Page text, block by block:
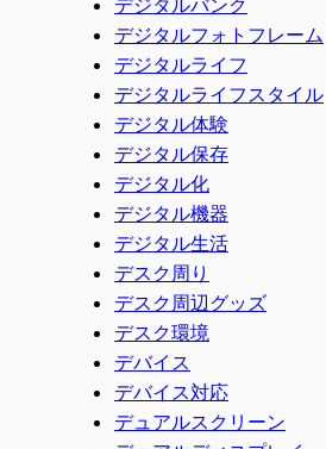
デジタルフォトフレーム
デジタルライフ
デジタルライフスタイル
デジタル体験
デジタル保存
デジタル化
デジタル機器
デジタル生活
デスク周り
デスク周辺グッズ
デスク環境
デバイス
デバイス対応
デュアルスクリーン